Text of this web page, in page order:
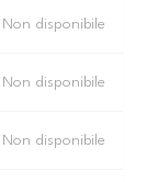
Non disponibile
Non disponibile
Non disponibile